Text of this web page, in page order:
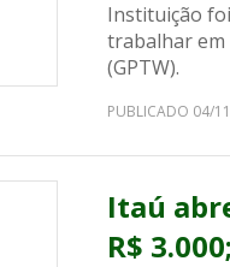
Instituição
trabalhar em
(GPTW).
PUBLICADO 04/
Itaú
R$